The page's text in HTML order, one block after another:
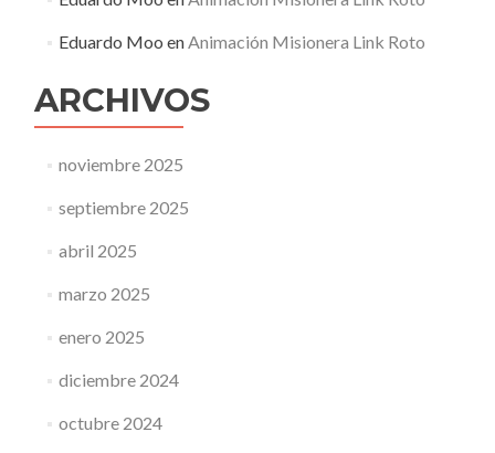
Eduardo Moo enAnimación Misionera Link Roto
ARCHIVOS
noviembre 2025
septiembre 2025
abril 2025
marzo 2025
enero 2025
diciembre 2024
octubre 2024